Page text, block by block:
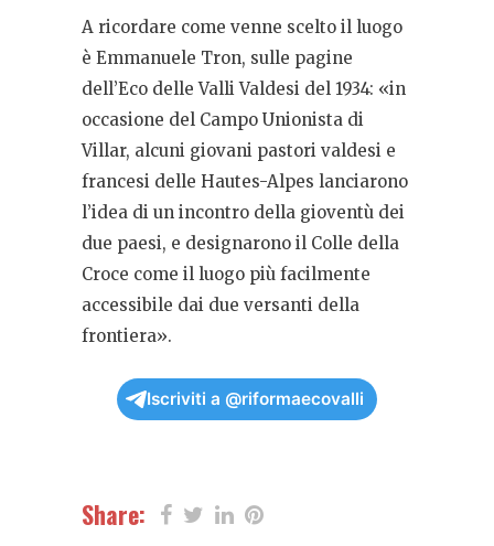
A ricordare come venne scelto il luogo
è Emmanuele Tron, sulle pagine
dell’Eco delle Valli Valdesi del 1934: «in
occasione del Campo Unionista di
Villar, alcuni giovani pastori valdesi e
francesi delle Hautes-Alpes lanciarono
l’idea di un incontro della gioventù dei
due paesi, e designarono il Colle della
Croce come il luogo più facilmente
accessibile dai due versanti della
frontiera».
Iscriviti a @riformaecovalli
Share: